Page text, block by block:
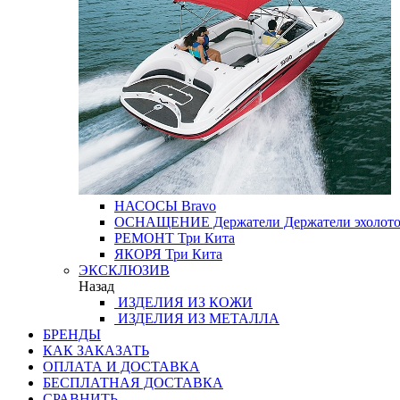
НАСОСЫ Bravo
ОСНАЩЕНИЕ Держатели Держатели
РЕМОНТ Три Кита
ЯКОРЯ Три Кита
ЭКСКЛЮЗИВ
Назад
ИЗДЕЛИЯ ИЗ КОЖИ
ИЗДЕЛИЯ ИЗ МЕТАЛЛА
БРЕНДЫ
КАК ЗАКАЗАТЬ
ОПЛАТА И ДОСТАВКА
БЕСПЛАТНАЯ ДОСТАВКА